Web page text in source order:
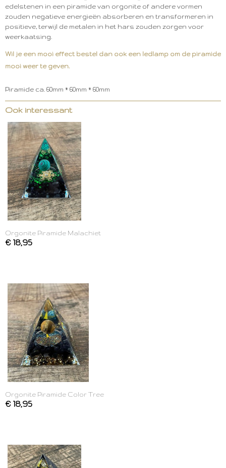
edelstenen in een piramide van orgonite of andere vormen
zouden negatieve energieën absorberen en transformeren in
positieve, terwijl de metalen in het hars zouden zorgen voor
weerkaatsing.
Wil je een mooi effect bestel dan ook een ledlamp om de piramide
mooi weer te geven.
Piramide ca. 60mm * 60mm * 60mm
Ook interessant
Orgonite Piramide Malachiet
€ 18,95
Orgonite Piramide Color Tree
€ 18,95